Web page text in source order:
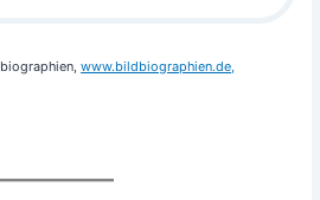
www​.bild​bio​gra​phien​.de,